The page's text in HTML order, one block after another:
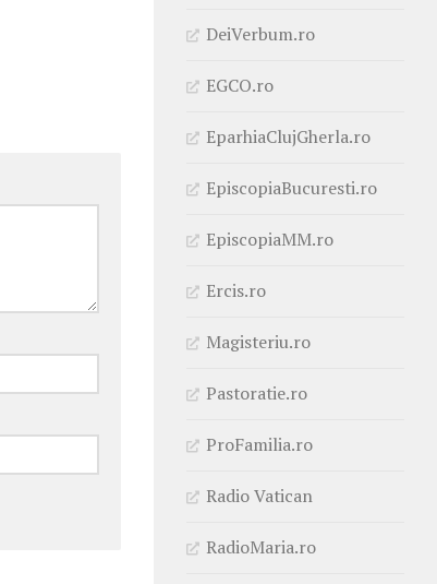
DeiVerbum.ro
EGCO.ro
EparhiaClujGherla.ro
EpiscopiaBucuresti.ro
EpiscopiaMM.ro
Ercis.ro
Magisteriu.ro
Pastoratie.ro
ProFamilia.ro
Radio Vatican
RadioMaria.ro